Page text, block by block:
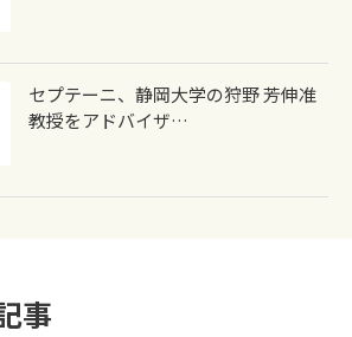
セプテーニ、静岡大学の狩野 芳伸准
教授をアドバイザ…
事